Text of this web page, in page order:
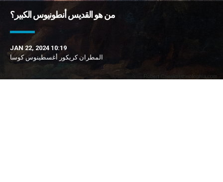
من هو القديس أنطونيوس الكبير؟
JAN 22, 2024 10:19
المطران كريكور أغسطينوس كوسا